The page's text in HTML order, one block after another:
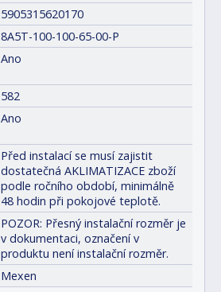
5905315620170
8A5T-100-100-65-00-P
Ano
582
Ano
Před instalací se musí zajistit
dostatečná AKLIMATIZACE zboží
podle ročního období, minimálně
48 hodin při pokojové teplotě.
POZOR: Přesný instalační rozměr je
v dokumentaci, označení v
produktu není instalační rozměr.
Mexen